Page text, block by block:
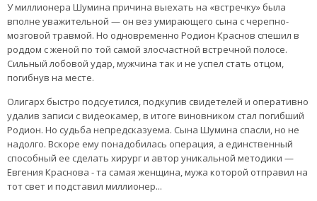
У миллионера Шумина причина выехать на «встречку» была
вполне уважительной — он вез умирающего сына с черепно-
мозговой травмой. Но одновременно Родион Краснов спешил в
роддом с женой по той самой злосчастной встречной полосе.
Сильный лобовой удар, мужчина так и не успел стать отцом,
погибнув на месте.
Олигарх быстро подсуетился, подкупив свидетелей и оперативно
удалив записи с видеокамер, в итоге виновником стал погибший
Родион. Но судьба непредсказуема. Сына Шумина спасли, но не
надолго. Вскоре ему понадобилась операция, а единственный
способный ее сделать хирург и автор уникальной методики —
Евгения Краснова - та самая женщина, мужа которой отправил на
тот свет и подставил миллионер...